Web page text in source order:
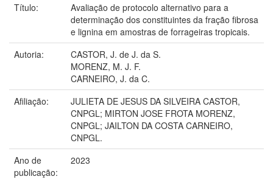
Título:
Avaliação de protocolo alternativo para a
determinação dos constituintes da fração fibrosa
e lignina em amostras de forrageiras tropicais.
Autoria:
CASTOR, J. de J. da S.
MORENZ, M. J. F.
CARNEIRO, J. da C.
Afiliação:
JULIETA DE JESUS DA SILVEIRA CASTOR,
CNPGL; MIRTON JOSE FROTA MORENZ,
CNPGL; JAILTON DA COSTA CARNEIRO,
CNPGL.
Ano de
publicação:
2023